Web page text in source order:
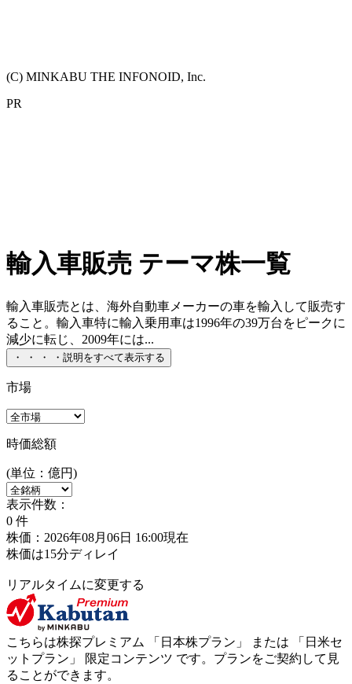
(C) MINKABU THE INFONOID, Inc.
PR
輸入車販売 テーマ株一覧
輸入車販売とは、海外自動車メーカーの車を輸入して販売す
ること。輸入車特に輸入乗用車は1996年の39万台をピークに
減少に転じ、2009年には...
・ ・ ・ ・ 説明をすべて表示する
市場
時価総額
(単位：億円)
表示件数：
0 件
株価：2026年08月06日 16:00現在
株価は15分ディレイ
リアルタイムに変更する
こちらは株探プレミアム 「 日本株プラン 」 または 「 日米セ
ットプラン 」 限定コンテンツ です。プランをご契約して見
ることができます。